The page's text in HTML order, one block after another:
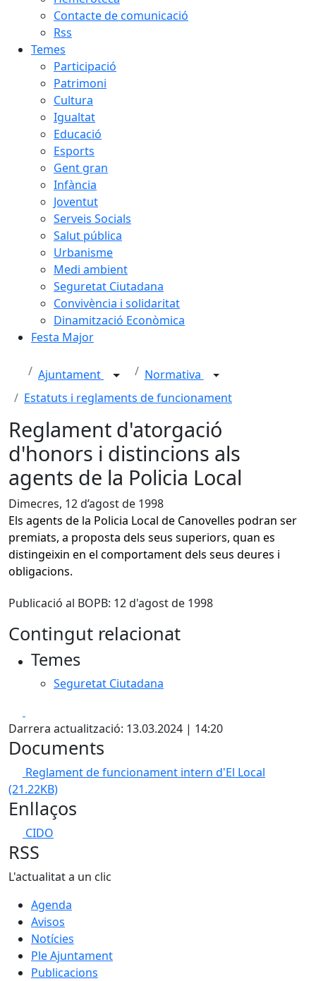
Contacte de comunicació
Rss
Temes
Participació
Patrimoni
Cultura
Igualtat
Educació
Esports
Gent gran
Infància
Joventut
Serveis Socials
Salut pública
Urbanisme
Medi ambient
Seguretat Ciutadana
Convivència i solidaritat
Dinamització Econòmica
Festa Major
Ajuntament
Normativa
Estatuts i reglaments de funcionament
Reglament d'atorgació
d'honors i distincions als
agents de la Policia Local
Dimecres, 12 d’agost de 1998
Els agents de la Policia Local de Canovelles podran ser
premiats, a proposta dels seus superiors, quan es
distingeixin en el comportament dels seus deures i
obligacions.
Publicació al BOPB: 12 d'agost de 1998
Contingut relacionat
Temes
Seguretat Ciutadana
Darrera actualització: 13.03.2024 | 14:20
Documents
Reglament de funcionament intern d'El Local
(21.22KB)
Enllaços
CIDO
RSS
L'actualitat a un clic
Agenda
Avisos
Notícies
Ple Ajuntament
Publicacions